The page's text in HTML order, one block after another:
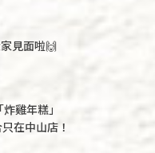
見面啦🙌
雞年糕」
在中山店！